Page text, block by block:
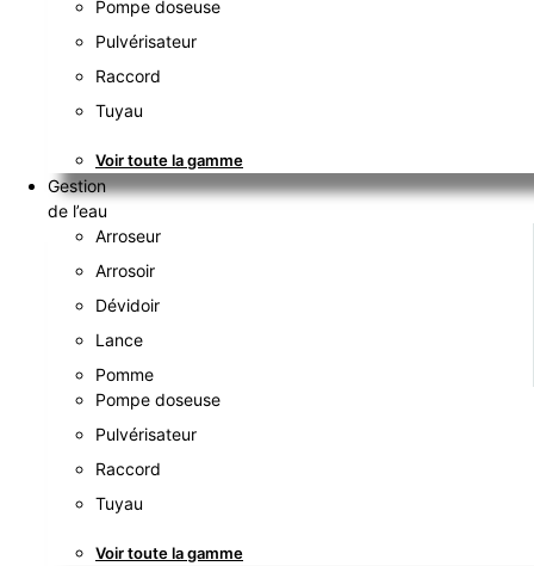
Pompe doseuse
Pulvérisateur
Raccord
Tuyau
Voir toute la gamme
Gestion
de l’eau
Arroseur
Arrosoir
Dévidoir
Lance
Pomme
Pompe doseuse
Pulvérisateur
Raccord
Tuyau
Voir toute la gamme